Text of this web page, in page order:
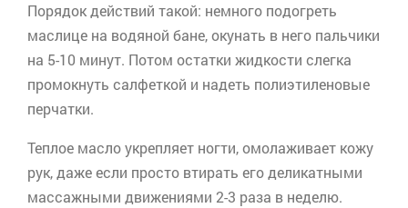
Порядок действий такой: немного подогреть
маслице на водяной бане, окунать в него пальчики
на 5-10 минут. Потом остатки жидкости слегка
промокнуть салфеткой и надеть полиэтиленовые
перчатки.
Теплое масло укрепляет ногти, омолаживает кожу
рук, даже если просто втирать его деликатными
массажными движениями 2-3 раза в неделю.